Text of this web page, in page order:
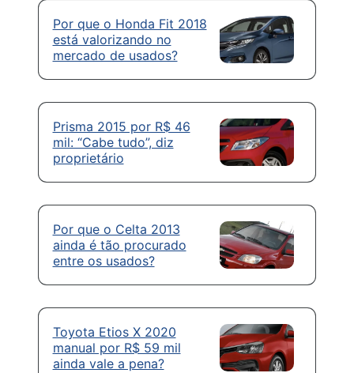
Por que o Honda Fit 2018
está valorizando no
mercado de usados?
Prisma 2015 por R$ 46
mil: “Cabe tudo”, diz
proprietário
Por que o Celta 2013
ainda é tão procurado
entre os usados?
Toyota Etios X 2020
manual por R$ 59 mil
ainda vale a pena?